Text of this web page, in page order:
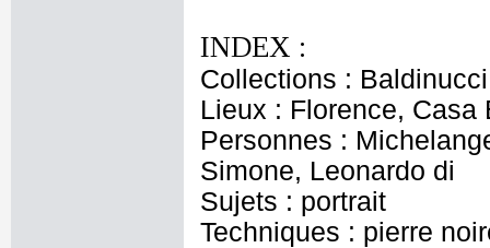
INDEX :
Collections :
Lieux : Florence, Casa
Personnes :
Simone, Leonardo di
Sujets : portrait
Techniques : pierre